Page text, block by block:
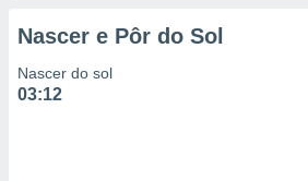
Nascer e Pôr do Sol
Nascer do sol
03:12